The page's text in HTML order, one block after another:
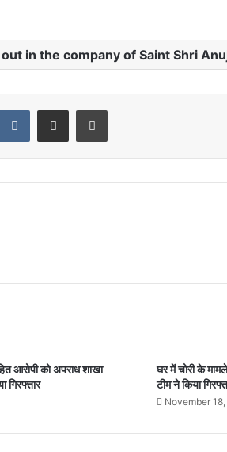
in the company of Saint Shri
आरोपी को अपराध शाखा
गिरफ्तार
घर में चोरी के
टीम ने किया
November